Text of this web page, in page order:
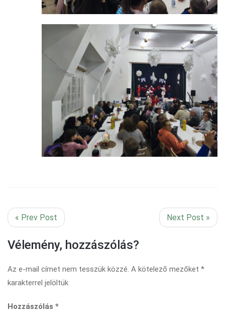
« Prev Post Next Post »
Vélemény, hozzászólás?
Az e-mail címet nem tesszük közzé. A kötelező mezőket *
karakterrel jelöltük
Hozzászólás *